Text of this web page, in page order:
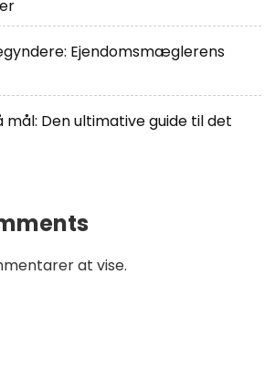
Ejendomsmæglerens
Den ultimative guide til det
at vise.